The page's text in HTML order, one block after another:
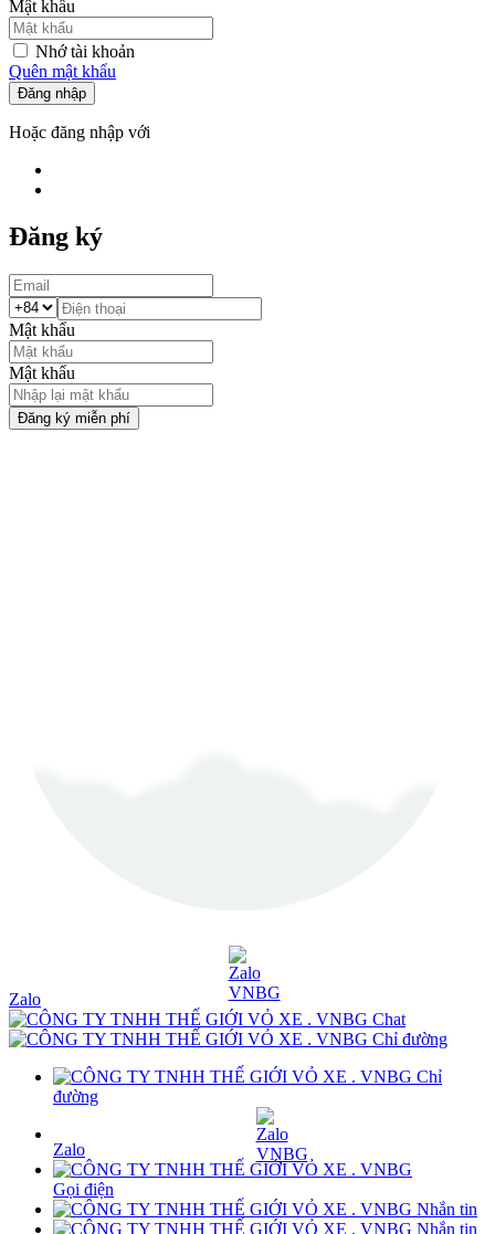
Mật khẩu
Nhớ tài khoản
Quên mật khẩu
Đăng nhập
Hoặc đăng nhập với
Đăng ký
Mật khẩu
Mật khẩu
Đăng ký miễn phí
Zalo
Chat
Chỉ đường
Chỉ
đường
Zalo
Gọi điện
Nhắn tin
Nhắn tin